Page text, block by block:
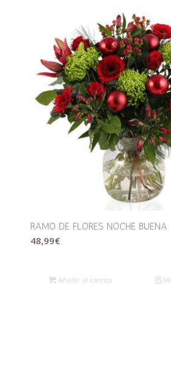
RAMO DE FLORES NOCHE BUENA
48,99€
Añadir al carrito